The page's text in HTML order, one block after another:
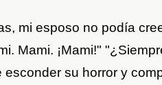
mi esposo no podía
Mami. ¡Mami!"
su horror y